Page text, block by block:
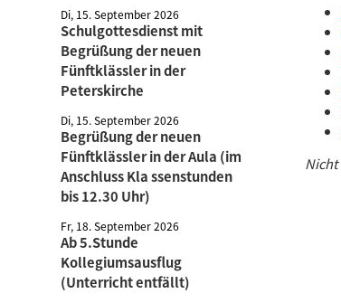
Nicht
Di, 15. September 2026
Schulgottesdienst mit
Begrüßung der neuen
Fünftklässler in der
Peterskirche
Di, 15. September 2026
Begrüßung der neuen
Fünftklässler in der Aula (im
Anschluss Kla ssenstunden
bis 12.30 Uhr)
Fr, 18. September 2026
Ab 5.Stunde
Kollegiumsausflug
(Unterricht entfällt)